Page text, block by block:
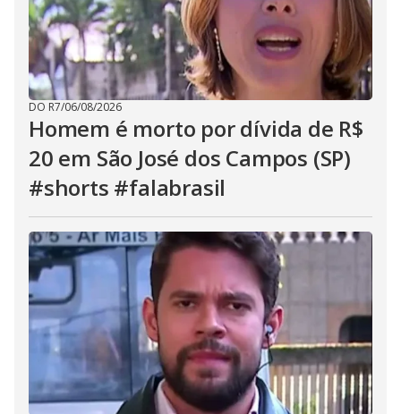
DO R7/06/08/2026
Homem é morto por dívida de R$
20 em São José dos Campos (SP)
#shorts #falabrasil